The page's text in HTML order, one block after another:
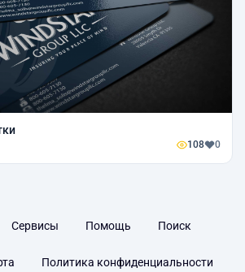
108 0
Сервисы Помощь Поиск
Политика конфиденциальности